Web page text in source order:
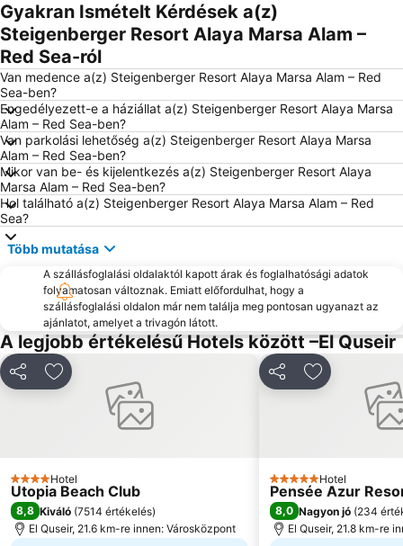
Gyakran Ismételt Kérdések a(z)
Steigenberger Resort Alaya Marsa Alam –
Red Sea-ról
Van medence a(z) Steigenberger Resort Alaya Marsa Alam – Red
Sea-ben?
Engedélyezett-e a háziállat a(z) Steigenberger Resort Alaya Marsa
Alam – Red Sea-ben?
Van parkolási lehetőség a(z) Steigenberger Resort Alaya Marsa
Alam – Red Sea-ben?
Mikor van be- és kijelentkezés a(z) Steigenberger Resort Alaya
Marsa Alam – Red Sea-ben?
Hol található a(z) Steigenberger Resort Alaya Marsa Alam – Red
Sea?
Több mutatása
A szállásfoglalási oldalaktól kapott árak és foglalhatósági adatok
folyamatosan változnak. Emiatt előfordulhat, hogy a
szállásfoglalási oldalon már nem találja meg pontosan ugyanazt az
ajánlatot, amelyet a trivagón látott.
A legjobb értékelésű Hotels között –El Quseir
MegosztásHozzáadás a kedvencekhez
4 Kategória
Hotel
Utopia Beach Club
8,8 Kiváló (7514 értékelés)
El Quseir, 21.6 km-re innen: Városközpont
MegosztásHozzáadás
5 Kategória
Hotel
Pensée Azur
8,0 Nagyon jó (234
El Quseir, 21.8 km-re